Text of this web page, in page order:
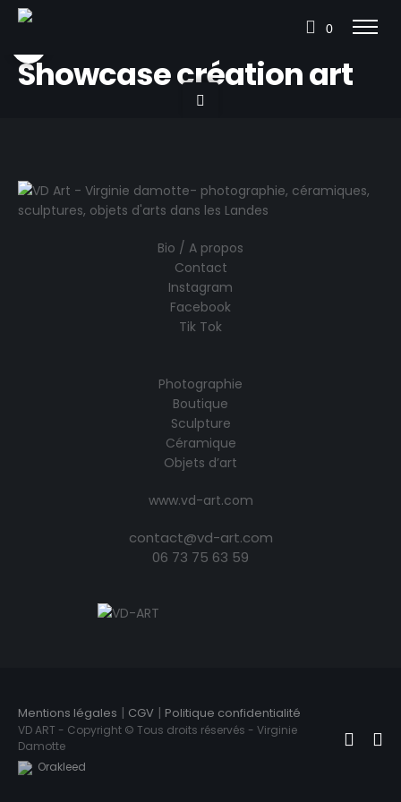
0
Showcase création art
Bio / A propos
Contact
Instagram
Facebook
Tik Tok
Photographie
Boutique
Sculpture
Céramique
Objets d’art
www.vd-art.com
contact@vd-art.com
06 73 75 63 59
Mentions légales | CGV | Politique confidentialité
VD ART - Copyright © Tous droits réservés - Virginie
Damotte
Orakleed